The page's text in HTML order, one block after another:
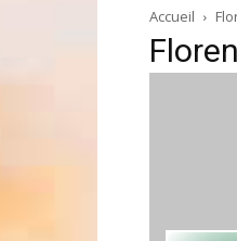
Accueil